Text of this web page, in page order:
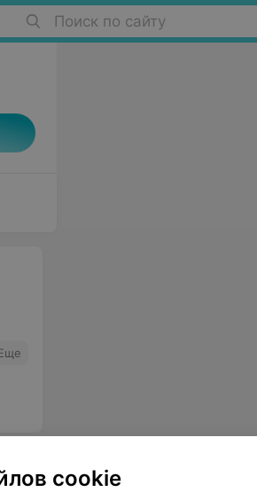
Поиск по сайту
cookie